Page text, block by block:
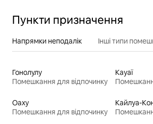
Пункти призначення
Напрямки неподалік Інші типи
Гонолулу
Помешкання для відпочинку
Кауаї
Оаху
Помешкання для відпочинку
Кайлуа-